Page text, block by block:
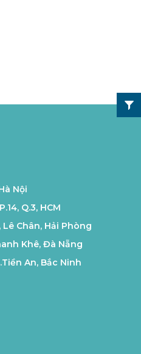
Nội
Q.3, HCM
Chân, Hải Phòng
Khê, Đà Nẵng
An, Bắc Ninh